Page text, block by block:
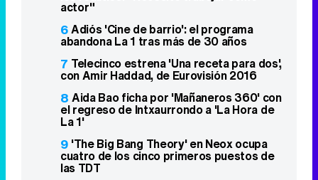
actor"
6Adiós 'Cine de barrio': el programa
abandona La 1 tras más de 30 años
7 Telecinco estrena 'Una receta para dos',
con Amir Haddad, de Eurovisión 2016
8 Aida Bao ficha por 'Mañaneros 360' con
el regreso de Intxaurrondo a 'La Hora de
La 1'
9 'The Big Bang Theory' en Neox ocupa
cuatro de los cinco primeros puestos de
las TDT